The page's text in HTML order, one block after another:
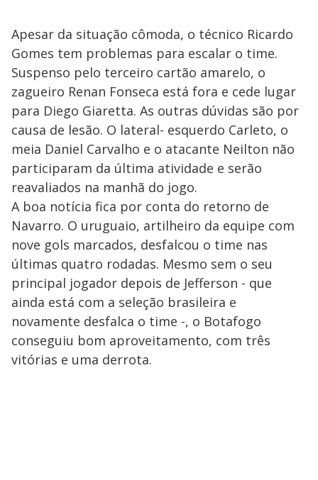
Apesar da situação cômoda, o técnico Ricardo
Gomes tem problemas para escalar o time.
Suspenso pelo terceiro cartão amarelo, o
zagueiro Renan Fonseca está fora e cede lugar
para Diego Giaretta. As outras dúvidas são por
causa de lesão. O lateral- esquerdo Carleto, o
meia Daniel Carvalho e o atacante Neilton não
participaram da última atividade e serão
reavaliados na manhã do jogo.
A boa notícia fica por conta do retorno de
Navarro. O uruguaio, artilheiro da equipe com
nove gols marcados, desfalcou o time nas
últimas quatro rodadas. Mesmo sem o seu
principal jogador depois de Jefferson - que
ainda está com a seleção brasileira e
novamente desfalca o time -, o Botafogo
conseguiu bom aproveitamento, com três
vitórias e uma derrota.